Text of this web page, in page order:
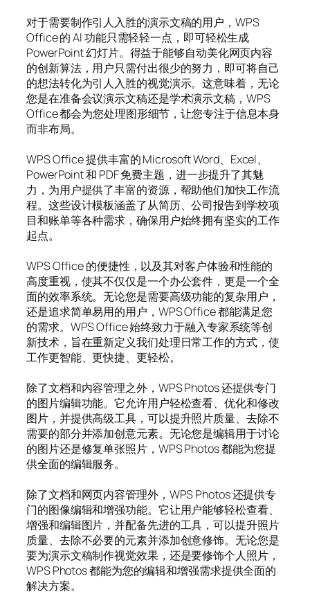
对于需要制作引人入胜的演示文稿的用户，WPS
Office 的 AI 功能只需轻轻一点，即可轻松生成
PowerPoint 幻灯片。得益于能够自动美化网页内容
的创新算法，用户只需付出很少的努力，即可将自己
的想法转化为引人入胜的视觉演示。这意味着，无论
您是在准备会议演示文稿还是学术演示文稿，WPS
Office 都会为您处理图形细节，让您专注于信息本身
而非布局。
WPS Office 提供丰富的 Microsoft Word、Excel、
PowerPoint 和 PDF 免费主题，进一步提升了其魅
力，为用户提供了丰富的资源，帮助他们加快工作流
程。这些设计模板涵盖了从简历、公司报告到学校项
目和账单等各种需求，确保用户始终拥有坚实的工作
起点。
WPS Office 的便捷性，以及其对客户体验和性能的
高度重视，使其不仅仅是一个办公套件，更是一个全
面的效率系统。无论您是需要高级功能的复杂用户，
还是追求简单易用的用户，WPS Office 都能满足您
的需求。WPS Office 始终致力于融入专家系统等创
新技术，旨在重新定义我们处理日常工作的方式，使
工作更智能、更快捷、更轻松。
除了文档和内容管理之外，WPS Photos 还提供专门
的图片编辑功能。它允许用户轻松查看、优化和修改
图片，并提供高级工具，可以提升照片质量、去除不
需要的部分并添加创意元素。无论您是编辑用于讨论
的图片还是修复单张照片，WPS Photos 都能为您提
供全面的编辑服务。
除了文档和网页内容管理外，WPS Photos 还提供专
门的图像编辑和增强功能。它让用户能够轻松查看、
增强和编辑图片，并配备先进的工具，可以提升照片
质量、去除不必要的元素并添加创意修饰。无论您是
要为演示文稿制作视觉效果，还是要修饰个人照片，
WPS Photos 都能为您的编辑和增强需求提供全面的
解决方案。